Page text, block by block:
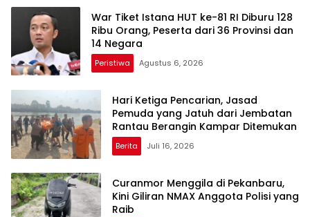
War Tiket Istana HUT ke-81 RI Diburu 128
Ribu Orang, Peserta dari 36 Provinsi dan
14 Negara
Peristiwa Agustus 6, 2026
Hari Ketiga Pencarian, Jasad
Pemuda yang Jatuh dari Jembatan
Rantau Berangin Kampar Ditemukan
Berita Juli 16, 2026
Curanmor Menggila di Pekanbaru,
Kini Giliran NMAX Anggota Polisi yang
Raib